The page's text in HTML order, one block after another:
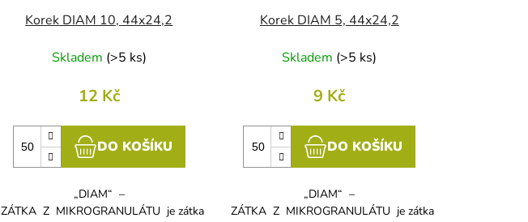
Korek DIAM 10, 44x24,2
Skladem (>5 ks)
12 Kč
DO KOŠÍKU
„DIAM“ –
ZÁTKA Z MIKROGRANULÁTU je zátka
Korek DIAM 5, 44x24,2
Skladem (>5 ks)
9 Kč
DO KOŠÍKU
„DIAM“ –
ZÁTKA Z MIKROGRANULÁTU je zátka